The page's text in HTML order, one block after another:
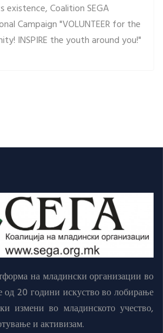
existence, Coalition SEGA
Campaign "VOLUNTEER for the
INSPIRE the youth around you!"
на младински организации во
од 20 години искуство во лобирање
измени во младинското учество,
и активизам.